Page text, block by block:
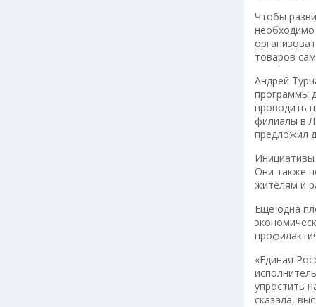
Чтобы
товаров
Андрей
программы
проводить
филиалы в
предложил
Они также
жителям и
Еще одна
«Единая
упростить
сказала,